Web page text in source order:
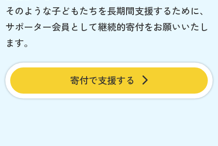
そのような子どもたちを長期間支援するために、
サポーター会員として継続的寄付をお願いいたし
ます。
寄付で支援する